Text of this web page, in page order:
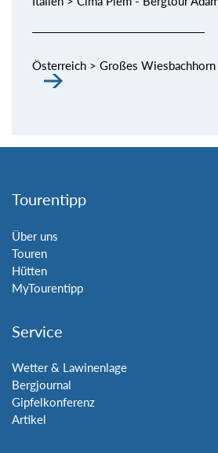
Österreich > Großes
Tourentipp
Über uns
Touren
Hütten
MyTourentipp
Service
Wetter & Lawinenlage
Bergjournal
Gipfelkonferenz
Artikel